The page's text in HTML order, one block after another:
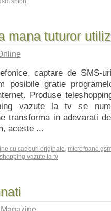
mana tuturor
captare de SMS-
posibile gratie
Produse
vazute la tv se
transforma in adevarati
aceste ...
cu cadouri originale, microfoane
vazute la tv